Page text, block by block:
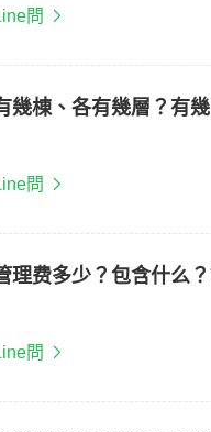
問
幾棟、各有幾層？有
問
理费多少？包含什么
問